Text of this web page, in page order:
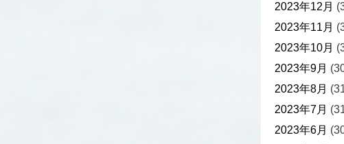
2023年12月
2023年11月
2023年10月
2023年9月
2023年8月
2023年7月
2023年6月